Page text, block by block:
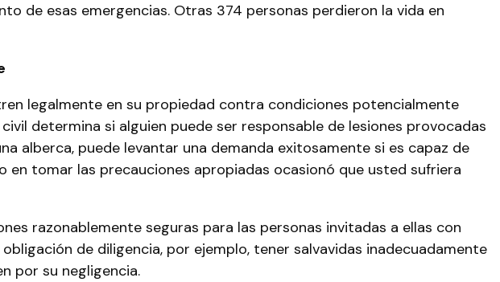
de esas emergencias. Otras 374 personas perdieron la vida en
legalmente en su propiedad contra condiciones potencialmente
determina si alguien puede ser responsable de lesiones provocadas
alberca, puede levantar una demanda exitosamente si es capaz de
tomar las precauciones apropiadas ocasionó que usted sufriera
razonablemente seguras para las personas invitadas a ellas con
de diligencia, por ejemplo, tener salvavidas inadecuadamente
por su negligencia.